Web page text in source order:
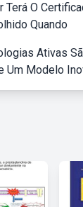
Terá O
Quando
Ativas
Um Modelo